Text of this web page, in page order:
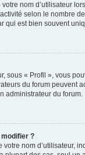
nom d’utilisateur
selon le nombre
qui est bien souvent
sous « Profil », vous
du forum
administrateur du forum.
?
nom d’utilisateur,